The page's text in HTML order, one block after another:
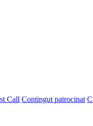
Call Contingut patrocinat